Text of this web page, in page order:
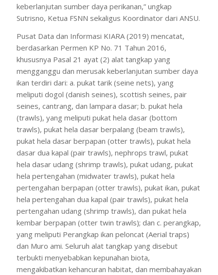
keberlanjutan sumber daya perikanan,” ungkap
Sutrisno, Ketua FSNN sekaligus Koordinator dari ANSU.
Pusat Data dan Informasi KIARA (2019) mencatat,
berdasarkan Permen KP No. 71 Tahun 2016,
khususnya Pasal 21 ayat (2) alat tangkap yang
mengganggu dan merusak keberlanjutan sumber daya
ikan terdiri dari: a. pukat tarik (seine nets), yang
meliputi dogol (danish seines), scottish seines, pair
seines, cantrang, dan lampara dasar; b. pukat hela
(trawls), yang meliputi pukat hela dasar (bottom
trawls), pukat hela dasar berpalang (beam trawls),
pukat hela dasar berpapan (otter trawls), pukat hela
dasar dua kapal (pair trawls), nephrops trawl, pukat
hela dasar udang (shrimp trawls), pukat udang, pukat
hela pertengahan (midwater trawls), pukat hela
pertengahan berpapan (otter trawls), pukat ikan, pukat
hela pertengahan dua kapal (pair trawls), pukat hela
pertengahan udang (shrimp trawls), dan pukat hela
kembar berpapan (otter twin trawls); dan c. perangkap,
yang meliputi Perangkap ikan peloncat (Aerial traps)
dan Muro ami. Seluruh alat tangkap yang disebut
terbukti menyebabkan kepunahan biota,
mengakibatkan kehancuran habitat, dan membahayakan